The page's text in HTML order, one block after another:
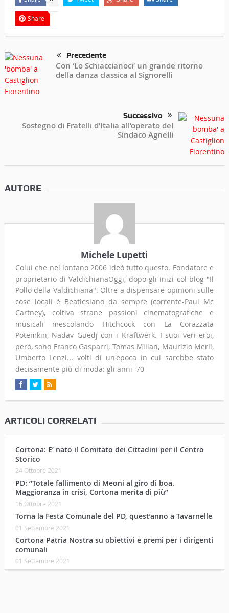
Share
Precedente
Con ‘Lo Schiaccianoci’ un grande ritorno
della danza classica al Signorelli
Successivo
Sostegno di Fratelli d’Italia all’operato del
Sindaco Agnelli
AUTORE
Michele Lupetti
Colui che nel lontano 2006 ideò tutto questo. Fondatore e
proprietario di ValdichianaOggi, dopo gli inizi col blog "Il
Pollo della Valdichiana". Oltre a dispensare opinioni sulle
cose locali è Beatlesiano da sempre (corrente-Paul Mc
Cartney), coltiva strane passioni cinematografiche e
musicali mescolando Hitchcock con La Corazzata
Potemkin, Nadav Guedj con i Kraftwerk. I suoi veri eroi,
però, sono Franco Gasparri, Tomas Milian, Maurizio Merli,
Umberto Lenzi... volti di un'epoca in cui sarebbe stato
decisamente più di moda: gli anni '70
ARTICOLI CORRELATI
Cortona: E’ nato il Comitato dei Cittadini per il Centro
Storico
24 Ottobre 2021
PD: “Totale fallimento di Meoni al giro di boa.
Maggioranza in crisi, Cortona merita di più”
16 Ottobre 2021
Torna la Festa Comunale del PD, quest’anno a Tavarnelle
01 Settembre 2021
Cortona Patria Nostra su obiettivi e premi per i dirigenti
comunali
01 Settembre 2021